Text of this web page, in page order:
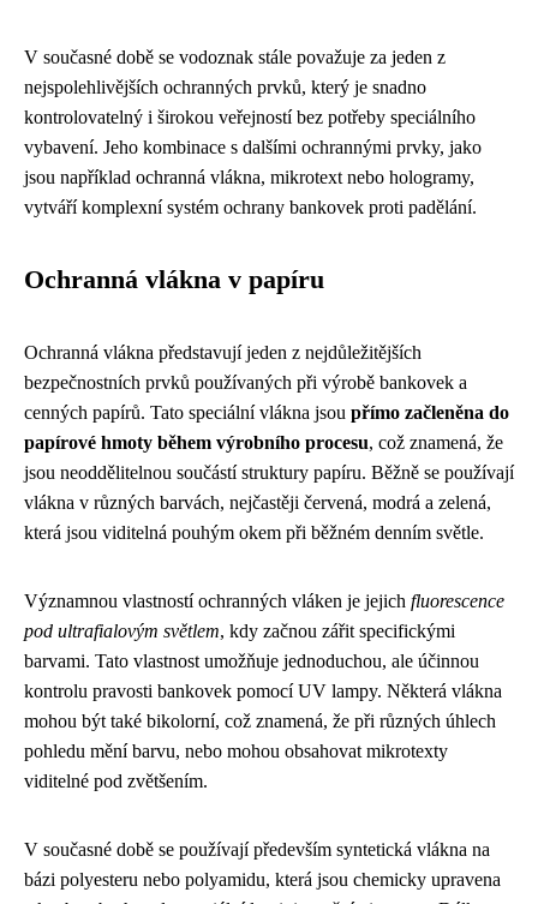
V současné době se vodoznak stále považuje za jeden z
nejspolehlivějších ochranných prvků, který je snadno
kontrolovatelný i širokou veřejností bez potřeby speciálního
vybavení. Jeho kombinace s dalšími ochrannými prvky, jako
jsou například ochranná vlákna, mikrotext nebo hologramy,
vytváří komplexní systém ochrany bankovek proti padělání.
Ochranná vlákna v papíru
Ochranná vlákna představují jeden z nejdůležitějších
bezpečnostních prvků používaných při výrobě bankovek a
cenných papírů. Tato speciální vlákna jsou přímo začleněna do
papírové hmoty během výrobního procesu, což znamená, že
jsou neoddělitelnou součástí struktury papíru. Běžně se používají
vlákna v různých barvách, nejčastěji červená, modrá a zelená,
která jsou viditelná pouhým okem při běžném denním světle.
Významnou vlastností ochranných vláken je jejich fluorescence
pod ultrafialovým světlem, kdy začnou zářit specifickými
barvami. Tato vlastnost umožňuje jednoduchou, ale účinnou
kontrolu pravosti bankovek pomocí UV lampy. Některá vlákna
mohou být také bikolorní, což znamená, že při různých úhlech
pohledu mění barvu, nebo mohou obsahovat mikrotexty
viditelné pod zvětšením.
V současné době se používají především syntetická vlákna na
bázi polyesteru nebo polyamidu, která jsou chemicky upravena